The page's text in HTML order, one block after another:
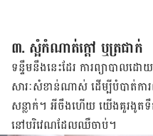
៣. ស្អំ​កំណាត់​ក្ដៅ ឬ​ត្រជាក់
​ទន្ទឹម​នឹង​នេះ​ដែរ​ ការ​ព្យាបាល​ដោយ​
សារៈសំខាន់​ណាស់​ ដើម្បី​បំបាត់​​
សន្លាក់។ អីចឹង​ហើយ​ យើង​គួរ​ងូត​ទឹ
នៅ​បរិវេណ​ដែល​ឈឺចាប់។